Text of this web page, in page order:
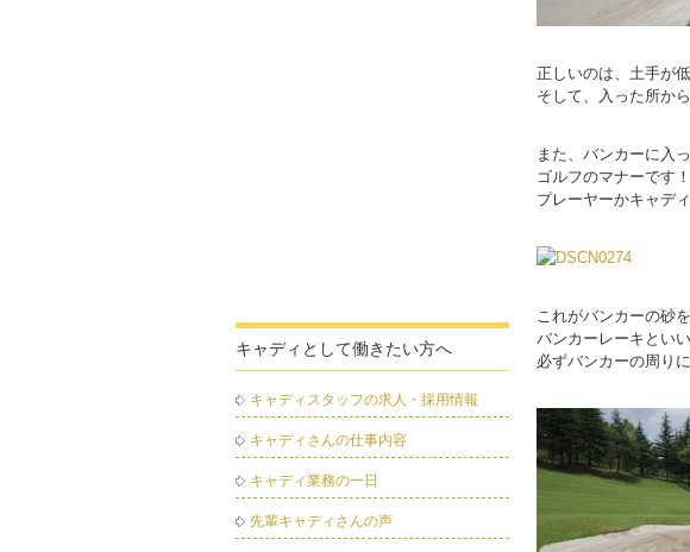
正しいのは、土手が
そして、入った所か
また、バンカーに入
ゴルフのマナーです！
プレーヤーかキャデ
これがバンカーの砂
バンカーレーキといい
必ずバンカーの周り
キャディとして働きたい方へ
キャディスタッフの求人・採用情報
キャディさんの仕事内容
キャディ業務の一日
先輩キャディさんの声